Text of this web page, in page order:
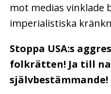
mot medias vinklade
imperialistiska
Stoppa USA:s
folkrätten! Ja till
självbestämmande!